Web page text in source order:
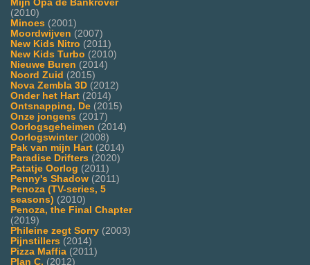
Mijn Opa de Bankrover
(2010)
Minoes (2001)
Moordwijven (2007)
New Kids Nitro (2011)
New Kids Turbo (2010)
Nieuwe Buren (2014)
Noord Zuid (2015)
Nova Zembla 3D (2012)
Onder het Hart (2014)
Ontsnapping, De (2015)
Onze jongens (2017)
Oorlogsgeheimen (2014)
Oorlogswinter(2008)
Pak van mijn Hart (2014)
Paradise Drifters (2020)
Patatje Oorlog (2011)
Penny's Shadow (2011)
Penoza (TV-series, 5
seasons) (2010)
Penoza, the Final Chapter
(2019)
Phileine zegt Sorry (2003)
Pijnstillers (2014)
Pizza Maffia (2011)
Plan C. (2012)